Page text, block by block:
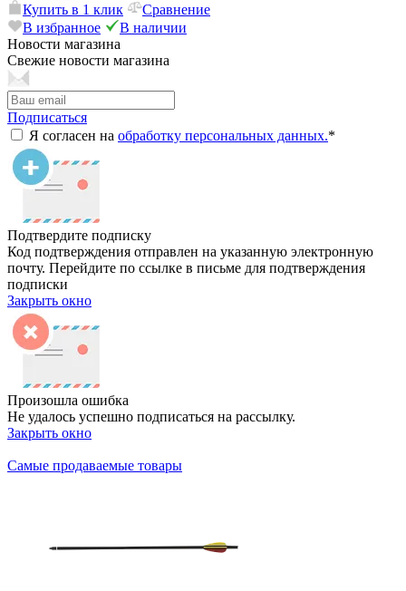
Купить в 1 клик
Сравнение
В избранное
В наличии
Новости магазина
Свежие новости магазина
Подписаться
Я согласен на обработку персональных данных.*
Подтвердите подписку
Код подтверждения отправлен на указанную электронную
почту. Перейдите по ссылке в письме для подтверждения
подписки
Закрыть окно
Произошла ошибка
Не удалось успешно подписаться на рассылку.
Закрыть окно
Самые продаваемые товары